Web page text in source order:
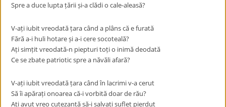
Spre a duce lupta țării și-a clădi o cale-aleasă?
V-ați iubit vreodată țara când a plâns că e furată
Fără a-i huli hotare și a-i cere socoteală?
Ați simțit vreodată-n piepturi toți o inimă deodată
Ce se zbate patriotic spre a năvăli afară?
V-ați iubit vreodată țara când în lacrimi v-a cerut
Să îi apărați onoarea că-i vorbită doar de rău?
Ați avut vreo cutezanță să-i salvați suflet pierdut